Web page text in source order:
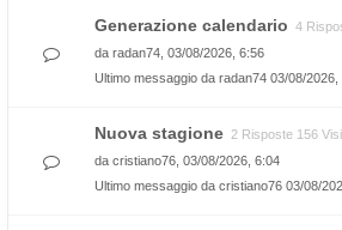
Generazione calendario 4
da radan74 , 03/08/2026, 6:56
Ultimo messaggio da radan74 03/08/2026,
Nuova stagione 2 Risposte 156
da cristiano76 , 03/08/2026, 6:04
Ultimo messaggio da cristiano76 03/08/